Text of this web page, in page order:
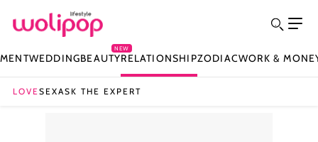
WEDDINGBEAUTY
NEW
RELATIONSHIPZODIACWORK &
LOVESEXASK THE EXPERT